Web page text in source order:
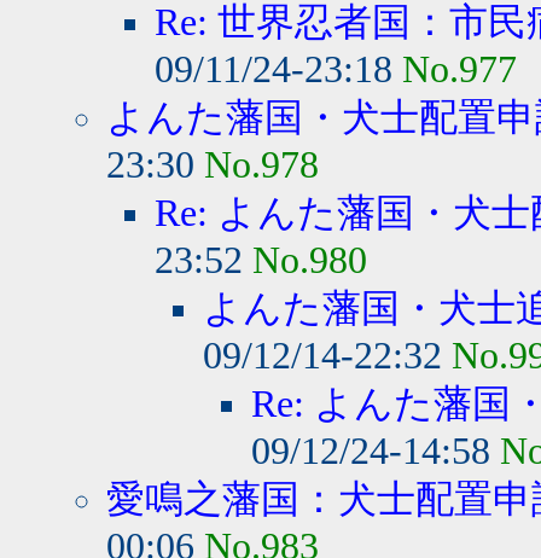
Re: 世界忍者国：市民
09/11/24-23:18 No.977
よんた藩国・犬士配置
23:30 No.978
Re: よんた藩国・犬
23:52 No.980
よんた藩国・犬士
09/12/14-22:32
Re: よんた藩国
09/12/24-14:58
愛鳴之藩国：犬士配置申
00:06 No.983